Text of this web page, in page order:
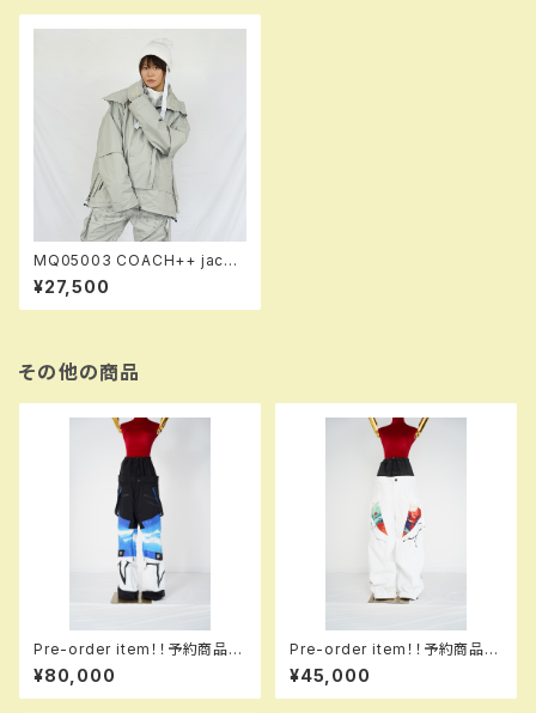
MQ05003 COACH++ jacke
t 900 ltgy ！！※送料無料（日本
国内のみ）サービス中です！！
¥27,500
その他の商品
Pre-order item！！予約商品で
す！！MQ07501 GALAXXXY p
ants 3L 503 kmbl 3L！！送料
無料（日本国内のみ）サービス中
¥80,000
Pre-order item！！予約商品で
す！！MQ07503 ＋＋＋ pants
917 kathmiw！！送料無料（日
本国内のみ）サービス中です！！
¥45,000